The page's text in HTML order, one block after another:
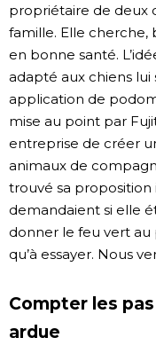
propriétaire de deux
famille. Elle cherche,
en bonne santé.
adapté aux chiens
application de
mise au point par
entreprise de créer
animaux de
trouvé sa proposition
demandaient si elle
donner le feu vert au
qu’à essayer. Nous
Compter les
ardue